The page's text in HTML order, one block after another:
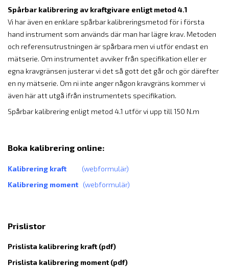
Spårbar kalibrering av kraftgivare enligt metod 4.1
Vi har även en enklare spårbar kalibreringsmetod för i första
hand instrument som används där man har lägre krav. Metoden
och referensutrustningen är spårbara men vi utför endast en
mätserie. Om instrumentet avviker från specifikation eller er
egna kravgränsen justerar vi det så gott det går och gör därefter
en ny mätserie. Om ni inte anger någon kravgräns kommer vi
även här att utgå ifrån instrumentets specifikation.
Spårbar kalibrering enligt metod 4.1 utför vi upp till 150 N.m
Boka kalibrering online:
Kalibrering kraft (webformulär)
Kalibrering moment (webformulär)
Prislistor
Prislista kalibrering kraft (pdf)
Prislista kalibrering moment (pdf)